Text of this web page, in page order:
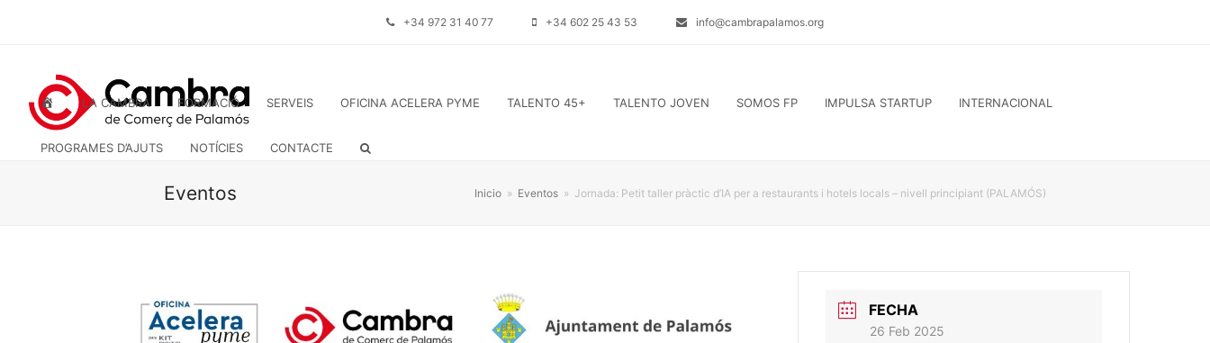
+34 972 31 40 77 +34 602 25 43 53 info@cambrapalamos.org
INICI LA CAMBRA FORMACIÓ SERVEIS OFICINA ACELERA PYME TALENTO 45+ TALENTO JOVEN SOMOS FP IMPULSA STARTUP INTERNACIONAL
PROGRAMES D’AJUTS NOTÍCIES CONTACTE
Eventos Inicio » Eventos » Jornada: Petit taller pràctic d’IA per a restaurants i hotels locals – nivell principiant (PALAMÓS)
FECHA
26 Feb 2025